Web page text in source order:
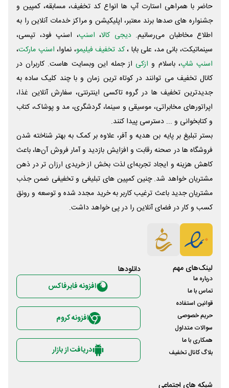
حاضر با همراهی استارت آپ ها انواع کد تخفیف، مسابقه، کمپین و
جشنواره های صدها برند معتبر، اپلیکیشن و مراکز خدمات آنلاین را به
اطلاع مخاطبان می‌رسانیم. دیجی کالا، اسنپ، اسنپ فود، تپسی،
سینماتیکت، بانی مد، علی‌ بابا ،کد تخفیف فیلیمو، نماوا، اسنپ مارکت،
اسنپ شاپ، باسلام و ازکی از جمله این وبسایت ‌هاست. کاربران در
کانال تخفیف می توانند در کوتاه ترین زمان و با چند کلیک ساده به
جدیدترین تخفیف ها در گروه تاکسی اینترنتی، سفارش آنلاین غذا،
اپراتورهای مخابراتی، موسیقی و سینما، گردشگری، مد و پوشاک، کتاب
و کتابخوانی و ... دسترسی پیدا کنند.
بستر تبلیغ بر پایه بن هدیه و آفر، علاوه بر کمک به بهتر شناخته شدن
فروشگاه ها در صحنه رقابت و افزایش بازدید و آمار فروش آن‌ها، باعث
کاهش هزینه و ایجاد تجربه‌ای لذت بخش از خریدی ارزان تر در ذهن
مشتریان خواهد شد. چنین کمپین های تبلیغی و تخفیفی ضمن جذب
مشتریان جدید باعث ترغیب کاربر به خرید مجدد شده و توسعه و رونق
کسب و کار در فضای آنلاین را در پی خواهد داشت.
لینک‌های مهم
درباره ما
تماس با ما
قوانین استفاده
حریم خصوصی
سوالات متداول
همکاری با ما
بلاگ کانال تخفیف
شبکه های اجتماعی
دانلود‌ها
افزونه فایرفاکس
افزونه کروم
دریافت از بازار